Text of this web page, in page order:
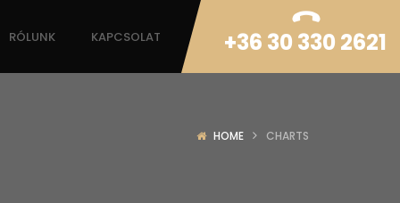
RÓLUNK KAPCSOLAT +36 30 330 2621
HOME CHARTS